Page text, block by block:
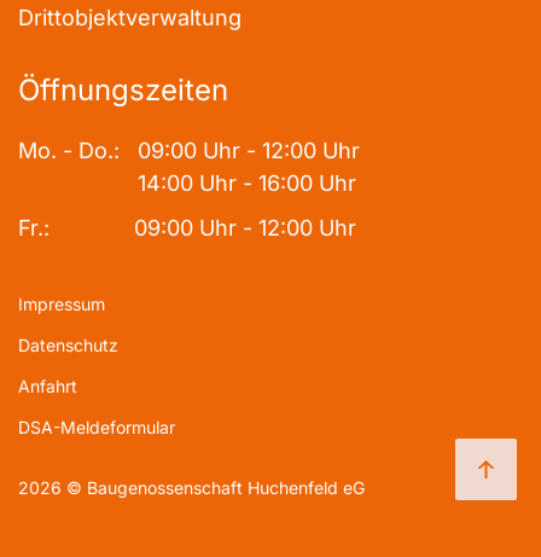
Drittobjektverwaltung
Öffnungszeiten
Mo. - Do.:
09:00 Uhr - 12:00 Uhr
14:00 Uhr - 16:00 Uhr
Fr.:
09:00 Uhr - 12:00 Uhr
Impressum
Datenschutz
Anfahrt
DSA-Meldeformular
2026 © Baugenossenschaft Huchenfeld eG